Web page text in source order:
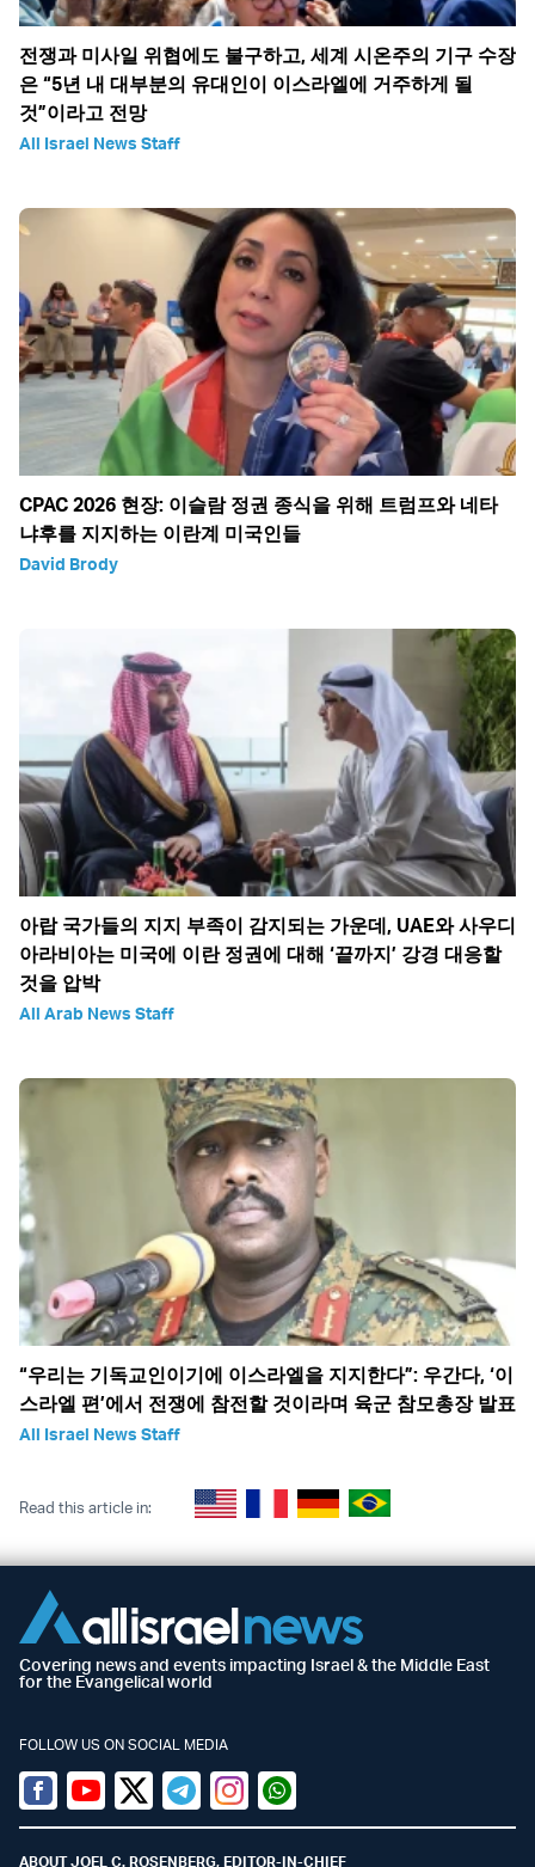
전쟁과 미사일 위협에도 불구하고, 세계 시온주의 기구 수장
은 “5년 내 대부분의 유대인이 이스라엘에 거주하게 될
것”이라고 전망
All Israel News Staff
CPAC 2026 현장: 이슬람 정권 종식을 위해 트럼프와 네타
냐후를 지지하는 이란계 미국인들
David Brody
아랍 국가들의 지지 부족이 감지되는 가운데, UAE와 사우디
아라비아는 미국에 이란 정권에 대해 ‘끝까지’ 강경 대응할
것을 압박
All Arab News Staff
“우리는 기독교인이기에 이스라엘을 지지한다”: 우간다, ‘이
스라엘 편’에서 전쟁에 참전할 것이라며 육군 참모총장 발표
All Israel News Staff
Read this article in:
Covering news and events impacting Israel & the Middle East
for the Evangelical world
FOLLOW US ON SOCIAL MEDIA
Facebook
YoutubeTwitter (X)
TelegramInstagramWhatsapp
ABOUT JOEL C. ROSENBERG, EDITOR-IN-CHIEF